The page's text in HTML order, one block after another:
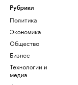
Рубрики
Политика
Экономика
Общество
Бизнес
Технологии и
медиа